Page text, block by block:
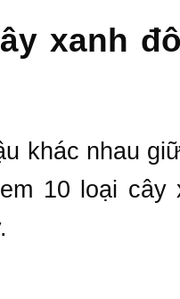
xanh
khác nhau
10 loại